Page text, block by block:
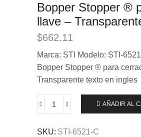
Bopper Stopper ®
llave –
$662.11
Marca: STI Modelo: STI-
Bopper Stopper ® para
Transparente texto en ingles
AÑADIR AL
SKU: STI-6521-C